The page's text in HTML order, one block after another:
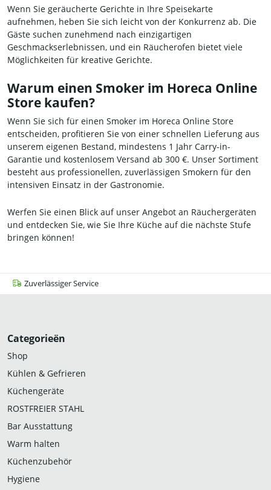
Wenn Sie geräucherte Gerichte in Ihre Speisekarte
aufnehmen, heben Sie sich leicht von der Konkurrenz ab. Die
Gäste suchen zunehmend nach einzigartigen
Geschmackserlebnissen, und ein Räucherofen bietet viele
Möglichkeiten für kreative Gerichte.
Warum einen Smoker im Horeca Online
Store kaufen?
Wenn Sie sich für einen Smoker im Horeca Online Store
entscheiden, profitieren Sie von einer schnellen Lieferung aus
unserem eigenen Bestand, mindestens 1 Jahr Carry-in-
Garantie und kostenlosem Versand ab 300 €. Unser Sortiment
besteht aus professionellen, zuverlässigen Smokern für den
intensiven Einsatz in der Gastronomie.
Werfen Sie einen Blick auf unser Angebot an Räuchergeräten
und entdecken Sie, wie Sie Ihre Küche auf die nächste Stufe
bringen können!
Zuverlässiger Service
Categorieën
Shop
Kühlen & Gefrieren
Küchengeräte
ROSTFREIER STAHL
Bar Ausstattung
Warm halten
Küchenzubehör
Hygiene